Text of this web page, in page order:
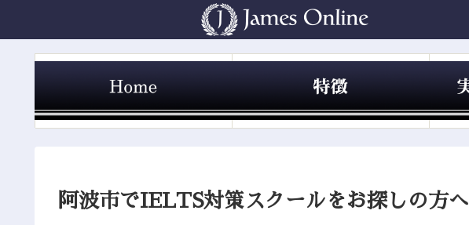
阿波市でIELTS対策スクールをお探しの方へ